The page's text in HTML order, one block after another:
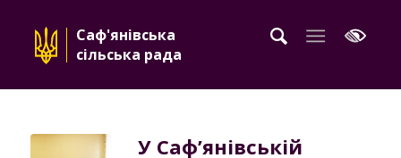
Саф'янівська
сільська рада
У Саф’янівській